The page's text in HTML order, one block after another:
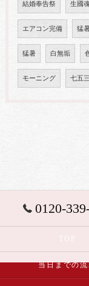
結婚奉告祭 生國
エアコン完備 猛
猛暑 白無垢
モーニング 七五
0120-
当日までの